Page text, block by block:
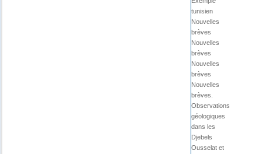
tunisien
Nouvelles
brèves
Nouvelles
brèves
Nouvelles
brèves
Nouvelles
brèves.
Observations
géologiques
dans les
Djebels
Ousselat et